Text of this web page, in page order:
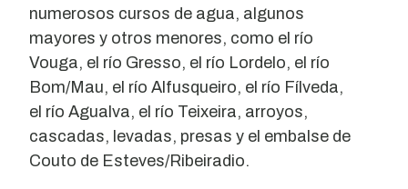
numerosos cursos de agua, algunos
mayores y otros menores, como el río
Vouga, el río Gresso, el río Lordelo, el río
Bom/Mau, el río Alfusqueiro, el río Fílveda,
el río Agualva, el río Teixeira, arroyos,
cascadas, levadas, presas y el embalse de
Couto de Esteves/Ribeiradio.